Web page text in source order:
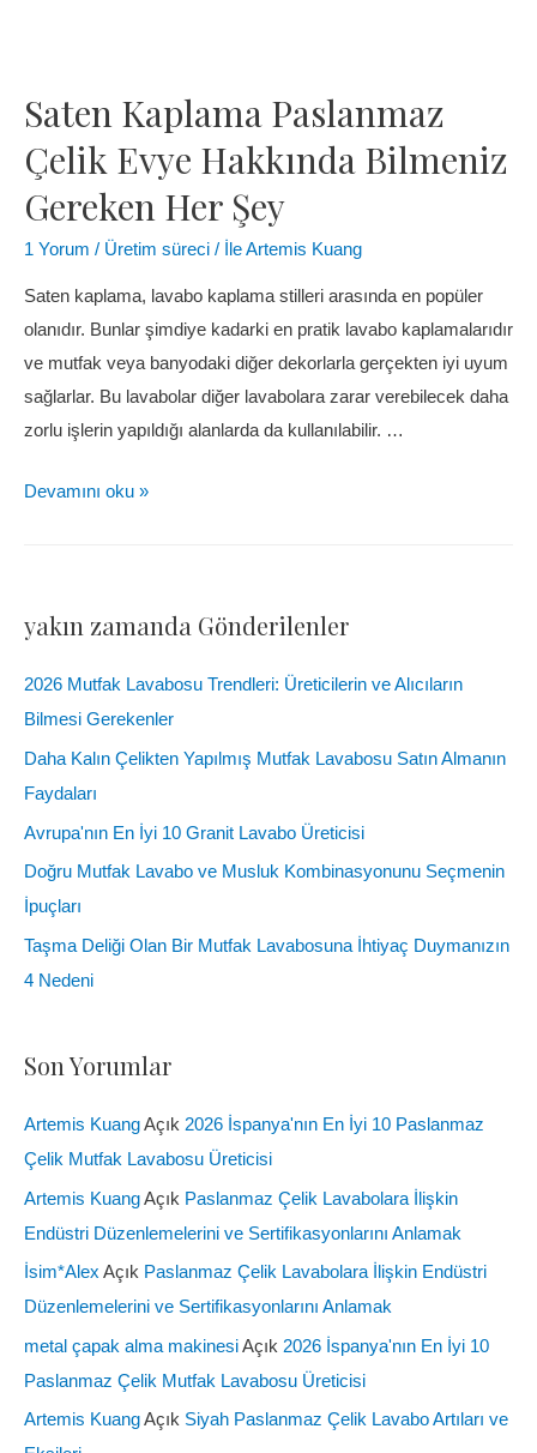
Saten Kaplama Paslanmaz
Çelik Evye Hakkında Bilmeniz
Gereken Her Şey
1 Yorum / Üretim süreci / İleArtemis Kuang
Saten kaplama, lavabo kaplama stilleri arasında en popüler
olanıdır. Bunlar şimdiye kadarki en pratik lavabo kaplamalarıdır
ve mutfak veya banyodaki diğer dekorlarla gerçekten iyi uyum
sağlarlar. Bu lavabolar diğer lavabolara zarar verebilecek daha
zorlu işlerin yapıldığı alanlarda da kullanılabilir. …
Devamını oku »
yakın zamanda Gönderilenler
2026 Mutfak Lavabosu Trendleri: Üreticilerin ve Alıcıların
Bilmesi Gerekenler
Daha Kalın Çelikten Yapılmış Mutfak Lavabosu Satın Almanın
Faydaları
Avrupa'nın En İyi 10 Granit Lavabo Üreticisi
Doğru Mutfak Lavabo ve Musluk Kombinasyonunu Seçmenin
İpuçları
Taşma Deliği Olan Bir Mutfak Lavabosuna İhtiyaç Duymanızın
4 Nedeni
Son Yorumlar
Artemis KuangAçık 2026 İspanya'nın En İyi 10 Paslanmaz
Çelik Mutfak Lavabosu Üreticisi
Artemis KuangAçık Paslanmaz Çelik Lavabolara İlişkin
Endüstri Düzenlemelerini ve Sertifikasyonlarını Anlamak
İsim*Alex Açık Paslanmaz Çelik Lavabolara İlişkin Endüstri
Düzenlemelerini ve Sertifikasyonlarını Anlamak
metal çapak alma makinesiAçık 2026 İspanya'nın En İyi 10
Paslanmaz Çelik Mutfak Lavabosu Üreticisi
Artemis KuangAçık Siyah Paslanmaz Çelik Lavabo Artıları ve